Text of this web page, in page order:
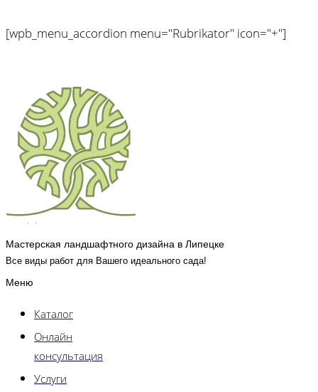
[wpb_menu_accordion menu="Rubrikator" icon="+"]
Мастерская ландшафтного дизайна в Липецке
Все виды работ для Вашего идеального сада!
Меню
Каталог
Онлайн
консультация
Услуги